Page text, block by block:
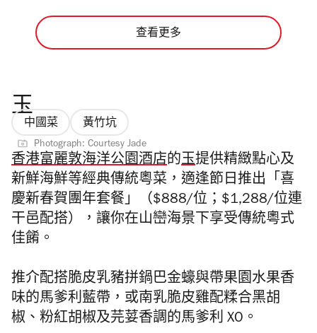
查看更多
玉
中國菜 黃竹坑
Photograph: Courtesy Jade
香港富麗敦海洋公園酒店的玉提供精緻點心及
新鮮海鮮等經典傳統粵菜，適逢節日推出「喜
慶新春賀團年套餐」（$888/位；$1,288/位連
干邑配搭），讓你在山巒海景下享受傳統粵式
佳餚。
推介配搭脆皮乳豬拼鍋巴金蠔與帶果園水果香
味的馬爹利藍帶，或南乳脆皮雞配糅合黑胡
椒、粉紅胡椒及芫荽香調的馬爹利 XO。